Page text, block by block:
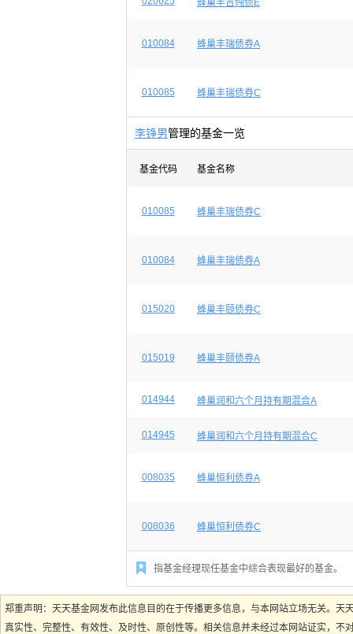
蜂巢丰吉纯债E
010084 蜂巢丰瑞债券A
010085 蜂巢丰瑞债券C
李铮男管理的基金一览
基金代码 基金名称
010085 蜂巢丰瑞债券C
010084 蜂巢丰瑞债券A
015020 蜂巢丰颐债券C
015019 蜂巢丰颐债券A
014944 蜂巢润和六个月持有期混合A
014945 蜂巢润和六个月持有期混合C
008035 蜂巢恒利债券A
008036 蜂巢恒利债券C
 指基金经理现任基金中综合表现最好的基金。
郑重声明：天天基金网发布此信息目的在于传播更多信息，与本网站立场无关。
真实性、完整性、有效性、及时性、原创性等。相关信息并未经过本网站证实，